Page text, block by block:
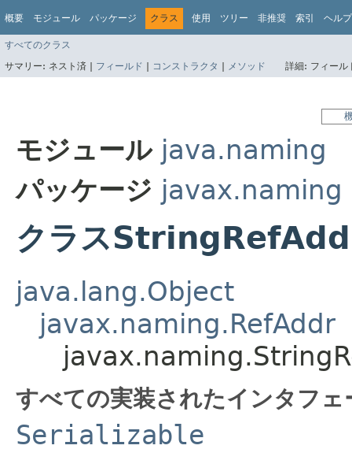
概要 モジュール パッケージ クラス 使用 ツリー 非推奨 索引 ヘルプ
すべてのクラス
サマリー: ネスト済 | フィールド | コンストラクタ | メソッド 詳細: フィー
モジュール java.naming
パッケージ javax.naming
クラス
java.lang.Object
javax.naming.RefAddr
すべての実装されたインタフ
Serializable